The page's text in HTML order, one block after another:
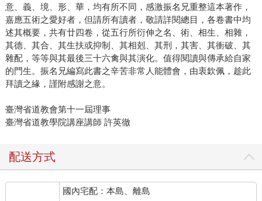
意、義、境、形、華，均有所不同，感激振名兄重整這本著作，
嘉應五術之愛好者，但請所有讀者，敬請詳閱總目，各卷書中均
述其概要，共有廿四卷，從五行所衍伸之名、術、相生、相雜，
其德、其合、其生扶或抑制、其相剋、其刑，其害、其衝破、其
雜配，等等與其最後三十六禽與其演化。值得閱讀與傳承給自家
的門生。振名兄編寫此書之辛苦非常人能體會，由衷欽佩，趁此
拜讀之緣，謹附感謝之意。
臺灣省道教會第十一屆理事
臺灣省道教學院講座講師 許英徹
配送方式
國內宅配：本島、離島